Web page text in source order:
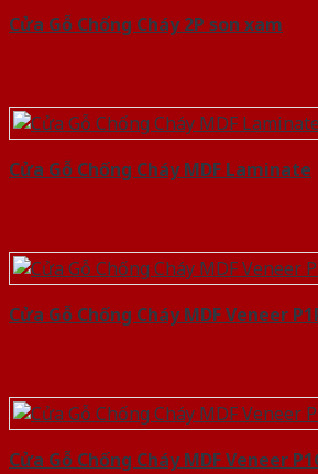
Cửa Gỗ Chống Cháy 2P son xam
Cửa Gỗ Chống Cháy MDF Laminate
Cửa Gỗ Chống Cháy MDF Veneer
Cửa Gỗ Chống Cháy MDF Veneer